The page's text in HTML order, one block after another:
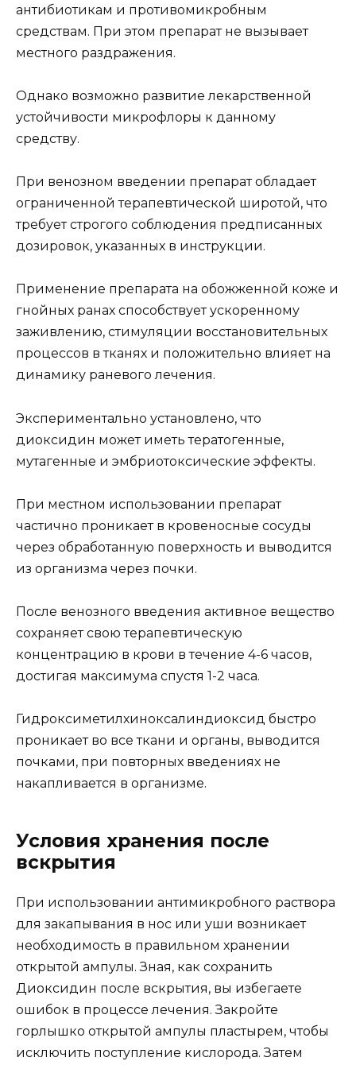
антибиотикам и противомикробным
средствам. При этом препарат не вызывает
местного раздражения.
Однако возможно развитие лекарственной
устойчивости микрофлоры к данному
средству.
При венозном введении препарат обладает
ограниченной терапевтической широтой, что
требует строгого соблюдения предписанных
дозировок, указанных в инструкции.
Применение препарата на обожженной коже и
гнойных ранах способствует ускоренному
заживлению, стимуляции восстановительных
процессов в тканях и положительно влияет на
динамику раневого лечения.
Экспериментально установлено, что
диоксидин может иметь тератогенные,
мутагенные и эмбриотоксические эффекты.
При местном использовании препарат
частично проникает в кровеносные сосуды
через обработанную поверхность и выводится
из организма через почки.
После венозного введения активное вещество
сохраняет свою терапевтическую
концентрацию в крови в течение 4-6 часов,
достигая максимума спустя 1-2 часа.
Гидроксиметилхиноксалиндиоксид быстро
проникает во все ткани и органы, выводится
почками, при повторных введениях не
накапливается в организме.
Условия хранения после
вскрытия
При использовании антимикробного раствора
для закапывания в нос или уши возникает
необходимость в правильном хранении
открытой ампулы. Зная, как сохранить
Диоксидин после вскрытия, вы избегаете
ошибок в процессе лечения. Закройте
горлышко открытой ампулы пластырем, чтобы
исключить поступление кислорода. Затем